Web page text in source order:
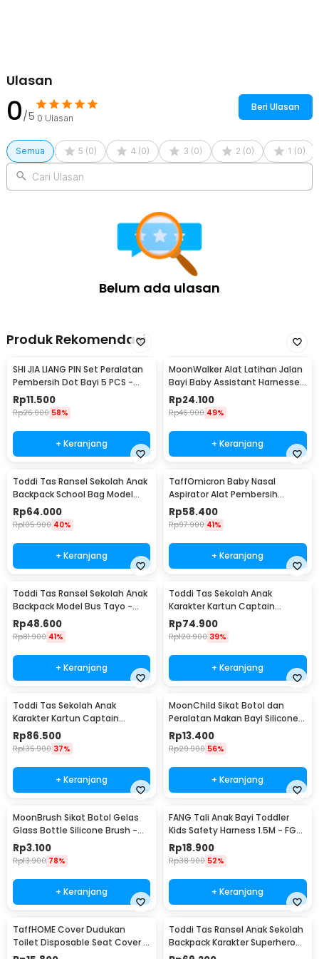
Rincian yang Anda dapatkan untuk pembelian produk ini:
1 x MACHINE BIRD Alas Ganti Popok Bayi Baby Diaper Changing
Mat Waterproof - BY401
Ulasan
0/5 0 Ulasan
Beri Ulasan
Semua 5 (0) 4 (0) 3 (0) 2 (0) 1 (0)
Cari Ulasan
Belum ada ulasan
Produk Rekomendasi
SHI JIA LIANG PIN Set Peralatan
Pembersih Dot Bayi 5 PCS -
ZX144
Rp11.500
Rp26.900 58%
+ Keranjang
MoonWalker Alat Latihan Jalan
Bayi Baby Assistant Harnesses
- MW048
Rp24.100
Rp46.900 49%
+ Keranjang
Toddi Tas Ransel Sekolah Anak
Backpack School Bag Model
Dinosaur - KC05
Rp64.000
Rp105.900 40%
+ Keranjang
TaffOmicron Baby Nasal
Aspirator Alat Pembersih
Hidung Bayi - HD-8031
Rp58.400
Rp97.900 41%
+ Keranjang
Toddi Tas Ransel Sekolah Anak
Backpack Model Bus Tayo -
KC03
Rp48.600
Rp81.900 41%
+ Keranjang
Toddi Tas Sekolah Anak
Karakter Kartun Captain
America S - KC01
Rp74.900
Rp120.900 39%
+ Keranjang
Toddi Tas Sekolah Anak
Karakter Kartun Captain
America L - KC01
Rp86.500
Rp135.900 37%
+ Keranjang
MoonChild Sikat Botol dan
Peralatan Makan Bayi Silicone
Brush - MCX01
Rp13.400
Rp29.900 56%
+ Keranjang
MoonBrush Sikat Botol Gelas
Glass Bottle Silicone Brush -
MCX02
Rp3.100
Rp13.900 78%
+ Keranjang
FANG Tali Anak Bayi Toddler
Kids Safety Harness 1.5M - FG-
8201
Rp18.900
Rp38.900 52%
+ Keranjang
TaffHOME Cover Dudukan
Toilet Disposable Seat Cover 5
Pack - IF1
Toddi Tas Ransel Anak Sekolah
Backpack Karakter Superhero
SpiderMan 3D - KC04